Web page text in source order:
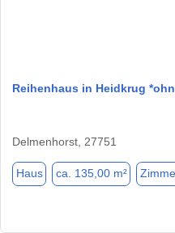
Reihenhaus in Heidkrug
Delmenhorst, 27751
Haus ca. 135,00 m²